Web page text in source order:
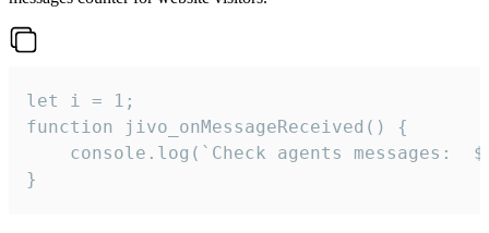
let i = 1;
function jivo_onMessageReceived() {
}